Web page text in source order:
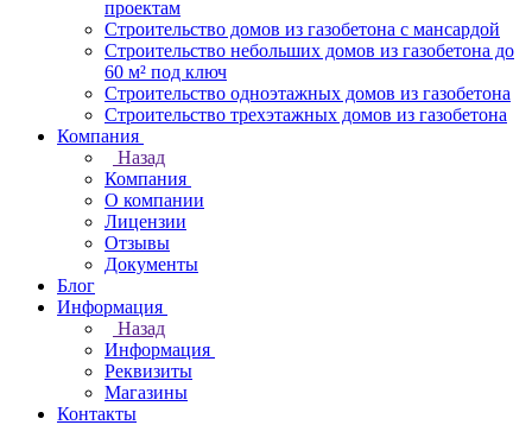
проектам
Строительство домов из газобетона с мансардой
Строительство небольших домов из газобетона до
60 м² под ключ
Строительство одноэтажных домов из газобетона
Строительство трехэтажных домов из газобетона
Компания
Назад
Компания
О компании
Лицензии
Отзывы
Документы
Блог
Информация
Назад
Информация
Реквизиты
Магазины
Контакты